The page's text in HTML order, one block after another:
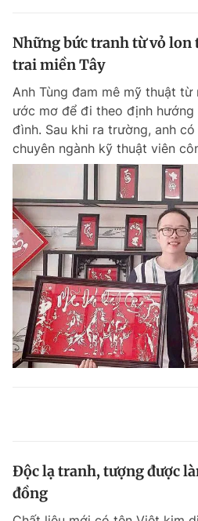
Những bức tranh từ vỏ lon
trai miền Tây
Anh Tùng đam mê mỹ thuật từ
ước mơ để đi theo định hướng
đình. Sau khi ra trường, anh
chuyên ngành kỹ thuật viên
Độc lạ tranh, tượng được
đồng